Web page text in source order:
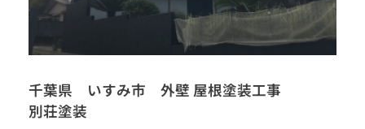
千葉県 いすみ市 外壁 屋根塗装工事
別荘塗装